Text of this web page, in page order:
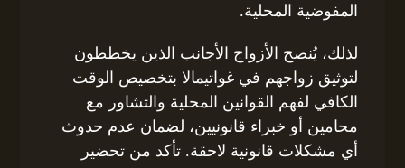
المفوضية المحلية.
لذلك، يُنصح الأزواج الأجانب الذين يخططون
لتوثيق زواجهم في غواتيمالا بتخصيص الوقت
الكافي لفهم القوانين المحلية والتشاور مع
محامين أو خبراء قانونيين، لضمان عدم حدوث
أي مشكلات قانونية لاحقة. تأكد من تحضير